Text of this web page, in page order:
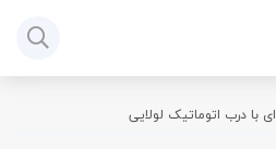
با درب اتوماتیک لولایی